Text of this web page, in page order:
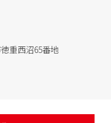
重西沼65番地